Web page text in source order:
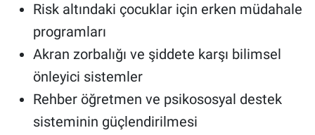
Risk altındaki çocuklar için erken müdahale
programları
Akran zorbalığı ve şiddete karşı bilimsel
önleyici sistemler
Rehber öğretmen ve psikososyal destek
sisteminin güçlendirilmesi